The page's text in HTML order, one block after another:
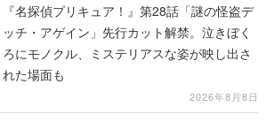
『名探偵プリキュア！』第28話「謎の怪盗デ
ッチ・アゲイン」先行カット解禁。泣きぼく
ろにモノクル、ミステリアスな姿が映し出さ
れた場面も
2026年8月8日